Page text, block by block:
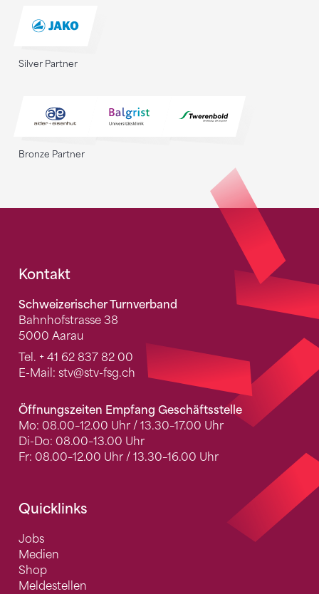
Silver Partner
Bronze Partner
Fusszeile
Kontakt
Schweizerischer Turnverband
Bahnhofstrasse 38
5000 Aarau
Tel. + 41 62 837 82 00
E-Mail: stv@stv-fsg.ch
Öffnungszeiten Empfang Geschäftsstelle
Mo: 08.00–12.00 Uhr / 13.30–17.00 Uhr
Di-Do: 08.00–13.00 Uhr
Fr: 08.00–12.00 Uhr / 13.30–16.00 Uhr
Quicklinks
Jobs
Medien
Shop
Meldestellen